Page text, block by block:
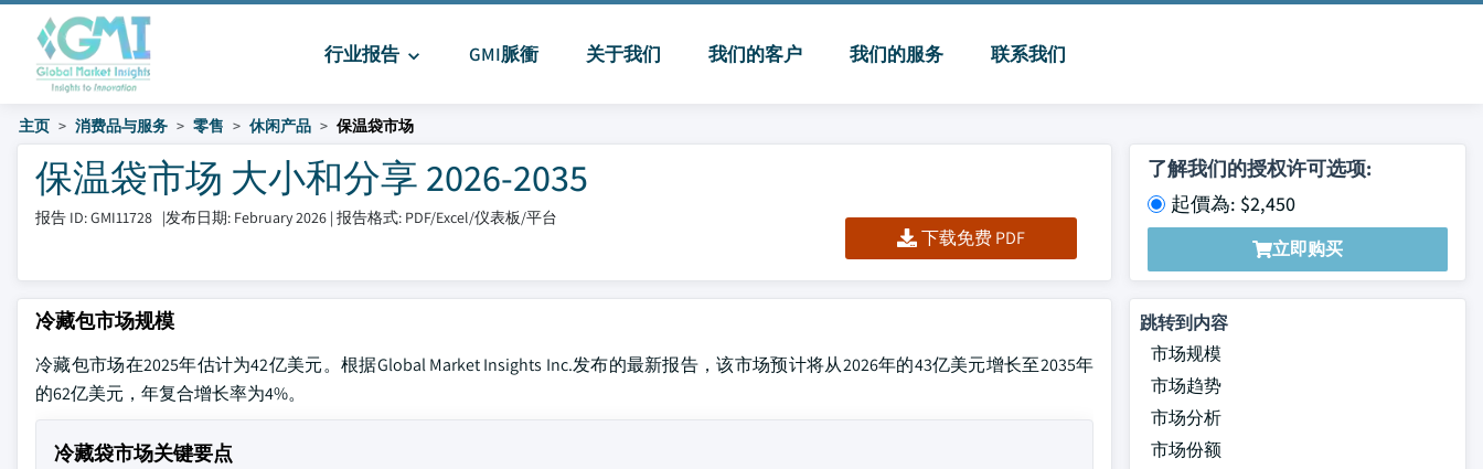
行业报告 GMI脈衝 关于我们 我们的客户 我们的服务 联系我们
主页 消费品与服务 零售 休闲产品 保温袋市场
保温袋市场 大小和分享 2026-2035
报告 ID: GMI11728 |发布日期: February 2026 | 报告格式: PDF/Excel/仪表板/平台
下载免费 PDF
了解我们的授权许可选项:
起價為: $2,450
立即购买
冷藏包市场规模
冷藏包市场在2025年估计为42亿美元。根据Global Market Insights Inc.发布的最新报告，该市场预计将从2026年的43亿美元增长至2035年
的62亿美元，年复合增长率为4%。
冷藏袋市场关键要点
跳转到内容
市场规模
市场趋势
市场分析
市场份额